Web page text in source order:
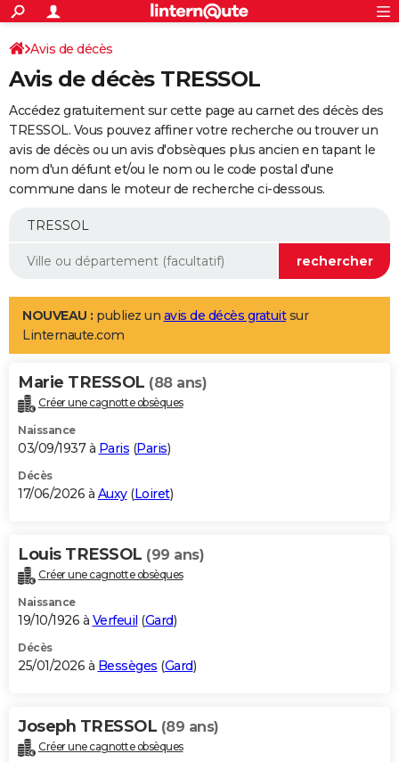
ACTUALITÉS
Politique
Société
Faits Divers
Education
Monde
Villes
+
SPORT
Coupe du monde 2026
Football
Tennis
Cyclisme
Rugby
Forum
Programme TV
TNT
Streaming
Cinéma
Sorties cinéma
Musique
+
FINANCE
Retraite
Epargne
Immobilier
Risques naturels par ville
Banque
Assurance
AUTO
Essais
Réserver un essai
Citadines
Berlines
SUV
Forum auto
+
Mobiles
Meilleur smartphone
Internet
Ordinateurs
Jeux vidéo
Guide high-tech
Aménagement intérieur
LIFESTYLE
Art de vivre
Bien-être
Loisirs
Mode
Modes de vie
Alimentation
Guide de la santé
Maladies
Médicaments
Sommeil
VOYAGE
Destinations
City break
Voyage nature
Voyage de noces
Forum
Climat
+PHOTO
GUIDES D'ACHAT
BONS PLANS
Carte de Noël
Carte Bonne année
Carte Saint-Valentin
Carte Pâques
Carte d'anniversaire
DICTIONNAIRE
Dictionnaire
Biographies
Citations
Expressions
Proverbes
PROGRAMME TV
S'inscrire
Se connecter
Lycées
Collèges
Primaires
Universités
Entreprises
Service militaire
Avis de recherche
AVIS DE DÉCÈS
Bricolage
Lifestyle
Culture
Sport
Auto
Television
Voyage
Cinema
Avis de décès
Avis de décès TRESSOL
Accédez gratuitement sur cette page au carnet des décès des
TRESSOL. Vous pouvez affiner votre recherche ou trouver un
avis de décès ou un avis d'obsèques plus ancien en tapant le
nom d'un défunt et/ou le nom ou le code postal d'une
commune dans le moteur de recherche ci-dessous.
NOUVEAU : publiez un avis de décès gratuitsur
Linternaute.com
Marie TRESSOL (88 ans)
Créer une cagnotte obsèques
Naissance
03/09/1937 à Paris (Paris)
Décès
17/06/2026 à Auxy(Loiret)
Louis TRESSOL (99 ans)
Créer une cagnotte obsèques
Naissance
19/10/1926 à Verfeuil (Gard)
Décès
25/01/2026 à Bessèges (Gard)
Joseph TRESSOL (89 ans)
Créer une cagnotte obsèques